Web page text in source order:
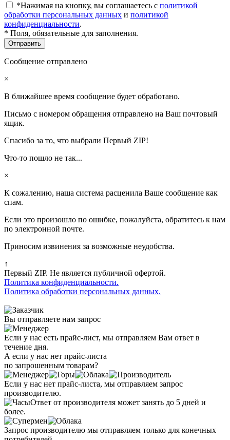
*Нажимая на кнопку, вы соглашаетесь с политикой
обработки персональных данных и политикой
конфиденциальности.
* Поля, обязательные для заполнения.
Сообщение отправлено
×
В ближайшее время сообщение будет обработано.
Письмо с номером обращения отправлено на Ваш почтовый
ящик.
Спасибо за то, что выбрали Первый ZIP!
Что-то пошло не так...
×
К сожалению, наша система расценила Ваше сообщение как
спам.
Если это произошло по ошибке, пожалуйста, обратитесь к нам
по электронной почте.
Приносим извинения за возможные неудобства.
↑
Первый ZIP. Не является публичной офертой.
Политика конфиденциальности.
Политика обработки персональных данных.
Вы отправляете нам запрос
Если у нас есть прайс-лист, мы отправляем Вам ответ в
течение дня.
А если у нас нет прайс-листа
по запрошенным товарам?
Если у нас нет прайс-листа, мы отправляем запрос
производителю.
Ответ от производителя может занять до 5 дней и
более.
Запрос производителю мы отправляем только для конечных